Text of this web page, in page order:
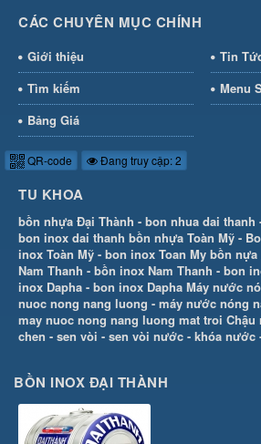
CÁC CHUYÊN MỤC CHÍNH
Giới thiệu
Tin
Tìm kiếm
Menu
Bảng Giá
QR-code Đang truy cập: 2
TU KHOA
bồn nhựa Đại Thành - bon nhua dai thanh
bon inox dai thanh bồn nhựa Toàn Mỹ -
inox Toàn Mỹ - bon inox Toan My bồn nựa
Nam Thanh - bồn inox Nam Thanh - bon
inox Dapha - bon inox Dapha Máy nước
nuoc nong nang luong - máy nước nóng
may nuoc nong nang luong mat troi Chậu
chen - sen vòi - sen vòi nước - khóa nước
BỒN INOX ĐẠI THÀNH